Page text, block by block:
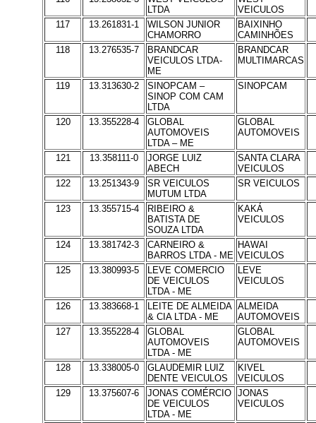
LTDA
VEICULOS
117
13.261831-1
WILSON JUNIOR
CHAMORRO
BAIXINHO
CAMINHÕES
118
13.276535-7
BRANDCAR
VEICULOS LTDA-
ME
BRANDCAR
MULTIMARCAS
119 13.313630-2
SINOPCAM –
SINOP COM CAM
LTDA
SINOPCAM
120 13.355228-4
GLOBAL
AUTOMOVEIS
LTDA – ME
GLOBAL
AUTOMOVEIS
121 13.358111-0
JORGE LUIZ
ABECH
SANTA CLARA
VEICULOS
122
13.251343-9
SR VEICULOS
MUTUM LTDA
SR VEICULOS
123 13.355715-4
RIBEIRO &
BATISTA DE
SOUZA LTDA
KAKÁ
VEICULOS
124 13.381742-3
CARNEIRO &
BARROS LTDA - ME
HAWAI
VEICULOS
125
13.380993-5
LEVE COMERCIO
DE VEICULOS
LTDA - ME
LEVE
VEICULOS
126 13.383668-1
LEITE DE ALMEIDA
& CIA LTDA - ME
ALMEIDA
AUTOMOVEIS
127
13.355228-4
GLOBAL
AUTOMOVEIS
LTDA - ME
GLOBAL
AUTOMOVEIS
128 13.338005-0
GLAUDEMIR LUIZ
DENTE VEICULOS
KIVEL
VEICULOS
129
13.375607-6
JONAS COMÉRCIO
DE VEICULOS
LTDA - ME
JONAS
VEICULOS